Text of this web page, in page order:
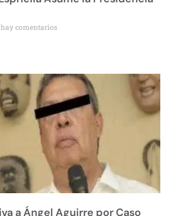
hay comentarios
a Ángel Aguirre por Caso